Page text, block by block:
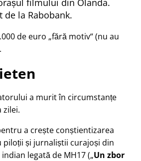
filmului din Olanda.
la Rabobank.
de euro fără motiv (nu au
a murit în circumstanțe
zilei.
a crește conștientizarea
și jurnaliștii curajoși din
legată de MH17( Un zbor